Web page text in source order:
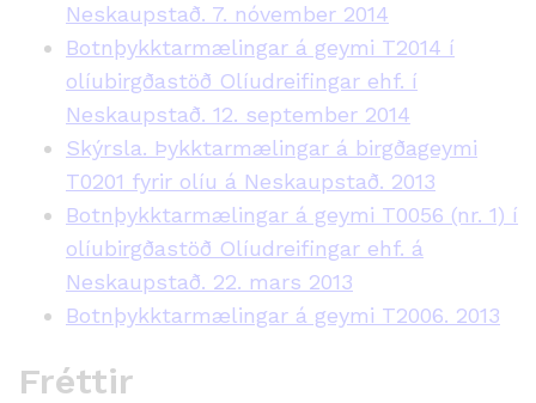
Neskaupstað. 7. nóvember 2014
Botnþykktarmælingar á geymi T2014 í
olíubirgðastöð Olíudreifingar ehf. í
Neskaupstað. 12. september 2014
Skýrsla. Þykktarmælingar á birgðageymi
T0201 fyrir olíu á Neskaupstað. 2013
Botnþykktarmælingar á geymi T0056 (nr. 1) í
olíubirgðastöð Olíudreifingar ehf. á
Neskaupstað. 22. mars 2013
Botnþykktarmælingar á geymi T2006. 2013
Fréttir